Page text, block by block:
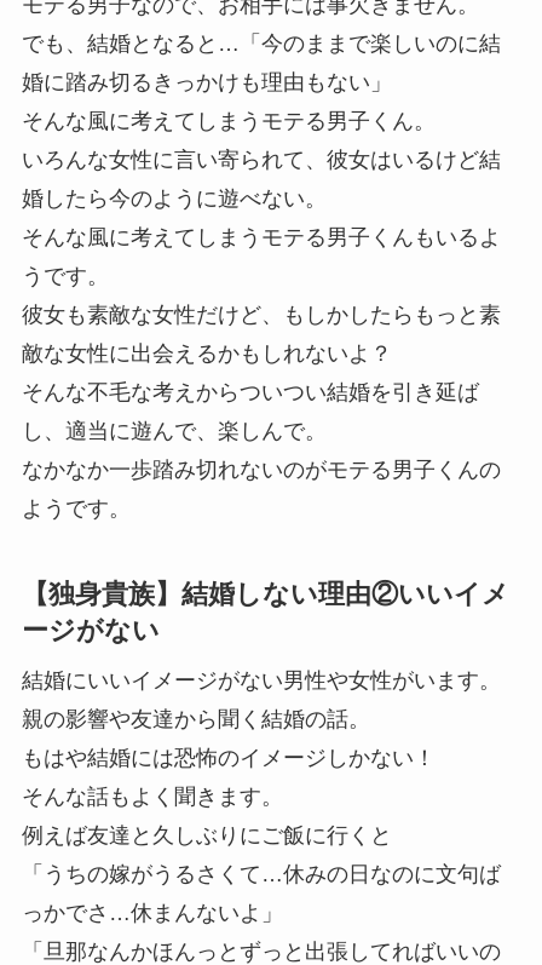
でも、結婚となると…「今のままで楽しいのに結
婚に踏み切るきっかけも理由もない」
そんな風に考えてしまうモテる男子くん。
いろんな女性に言い寄られて、彼女はいるけど結
婚したら今のように遊べない。
そんな風に考えてしまうモテる男子くんもいるよ
うです。
彼女も素敵な女性だけど、もしかしたらもっと素
敵な女性に出会えるかもしれないよ？
そんな不毛な考えからついつい結婚を引き延ば
し、適当に遊んで、楽しんで。
なかなか一歩踏み切れないのがモテる男子くんの
ようです。
【独身貴族】結婚しない理由②いいイメ
ージがない
結婚にいいイメージがない男性や女性がいます。
親の影響や友達から聞く結婚の話。
もはや結婚には恐怖のイメージしかない！
そんな話もよく聞きます。
例えば友達と久しぶりにご飯に行くと
「うちの嫁がうるさくて…休みの日なのに文句ば
っかでさ…休まんないよ」
「旦那なんかほんっとずっと出張してればいいの